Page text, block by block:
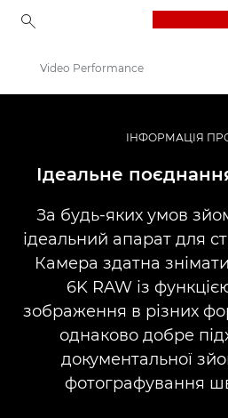
Цифрові камери
EOS R3
Video Performance
ІНФОРМАЦІЯ
Ідеальне
За будь-яких умов
ідеальний апарат для
Камера здатна
6K RAW із
зображення в різних
однаково добре
документальної
фотографування